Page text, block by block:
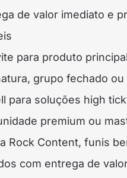
de valor imediato e
para produto
grupo fechado ou
para soluções high
premium ou
Rock Content, funis
com entrega de